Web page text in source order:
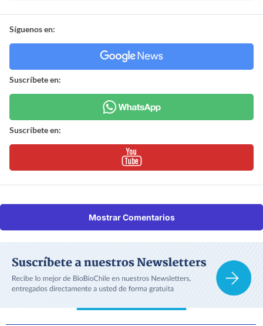
Síguenos en:
Suscríbete en:
Suscríbete en:
Mostrar Comentarios